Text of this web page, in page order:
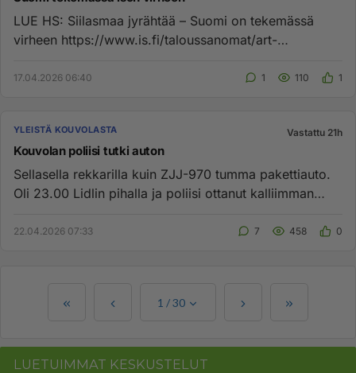
LUE HS: Siilasmaa jyrähtää – Suomi on tekemässä
virheen https://www.is.fi/taloussanomat/art-
17.04.2026 06:40 1 110 1
YLEISTÄ KOUVOLASTA Vastattu 21h
Kouvolan poliisi tutki auton
Sellasella rekkarilla kuin ZJJ-970 tumma pakettiauto.
Oli 23.00 Lidlin pihalla ja poliisi ottanut kalliimman
22.04.2026 07:33 7 458 0
1 /30
LUETUIMMAT KESKUSTELUT